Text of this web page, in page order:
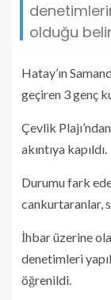
olduğu
Hatay’ın
geçiren 3 genç
Çevlik
akıntıya kapıldı.
Durumu fark
cankurtaranlar,
İhbar üzerine
denetimleri
öğrenildi.